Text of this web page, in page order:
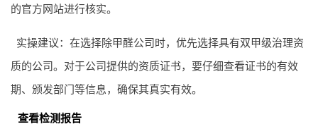
的官方网站进行核实。
实操建议：在选择除甲醛公司时，优先选择具有双甲级治理资
质的公司。对于公司提供的资质证书，要仔细查看证书的有效
期、颁发部门等信息，确保其真实有效。
查看检测报告